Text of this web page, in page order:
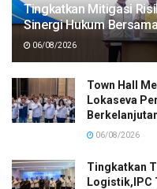
Tingkatkan Mitigasi
Sinergi Hukum
06/08/2026
Town Hall
Lokaseva
06/08/2026
Tingkatkan
Logistik,IPC